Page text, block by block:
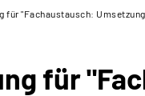
für "Fachaustausch:
für